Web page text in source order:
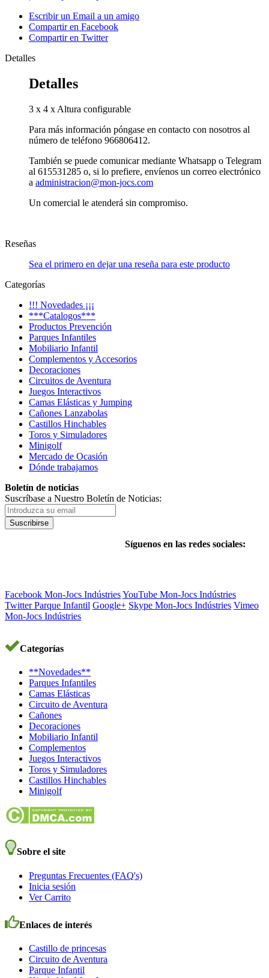
Escribir un Email a un amigo
Compartir en Facebook
Compartir en Twitter
Detalles
Detalles
3 x 4 x Altura configurable
Para más información póngase en contacto con nosotros al
número de teléfono 966806412.
También se puede comunicar mediante Whatsapp o Telegram
al 615531285 o, si lo prefiere, envíenos un correo electrónico
a administracion@mon-jocs.com
Un comercial le atenderá sin compromiso.
Reseñas
Sea el primero en dejar una reseña para este producto
Categorías
!!! Novedades ¡¡¡
***Catalogos***
Productos Prevención
Parques Infantiles
Mobiliario Infantil
Complementos y Accesorios
Decoraciones
Circuitos de Aventura
Juegos Interactivos
Camas Elásticas y Jumping
Cañones Lanzabolas
Castillos Hinchables
Toros y Simuladores
Minigolf
Mercado de Ocasión
Dónde trabajamos
Boletín de noticias
Suscríbase a Nuestro Boletín de Noticias:
Suscribirse
Síguenos en las redes sociales:
Facebook Mon-Jocs IndústriesYouTube Mon-Jocs Indústries
Twitter Parque Infantil Google+ Skype Mon-Jocs Indústries Vimeo
Mon-Jocs Indústries
Categorías
**Novedades**
Parques Infantiles
Camas Elásticas
Circuito de Aventura
Cañones
Decoraciones
Mobiliario Infantil
Complementos
Juegos Interactivos
Toros y Simuladores
Castillos Hinchables
Minigolf
Sobre el site
Preguntas Frecuentes (FAQ's)
Inicia sesión
Ver Carrito
Enlaces de interés
Castillo de princesas
Circuito de Aventura
Parque Infantil